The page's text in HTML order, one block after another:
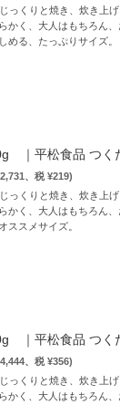
っくりと焼き、炊き上げ
かく、大人はもちろん、
める、たっぷりサイズ。
｜平松食品 つく
、税 ¥219)
っくりと焼き、炊き上げ
かく、大人はもちろん、
ススメサイズ。
｜平松食品 つく
、税 ¥356)
っくりと焼き、炊き上げ
かく、大人はもちろん、